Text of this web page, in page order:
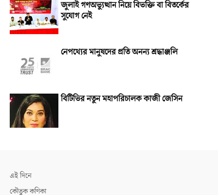
জুলাই গণঅভ্যুত্থান নিয়ে বিভক্তি বা বিতর্কের
সুযোগ নেই
নেপথ্যের মানুষদের প্রতি অনন্য শ্রদ্ধাঞ্জলি
বিটিভির নতুন মহাপরিচালক কাজী জেসিন
এই দিনে
কৌতুক কণিকা